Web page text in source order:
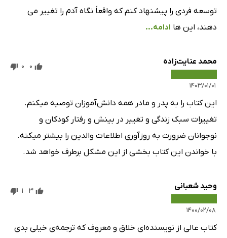
توسعه فردی را پیشنهاد کنم که واقعاً نگاه آدم را تغییر می
دهند، این ها ادامه...
محمد عنایت‌زاده
۱۴۰۳/۰۱/۰۱
0
0
این کتاب را به پدر و مادر همه دانش‌آموزان توصیه میکنم.
تغییرات سبک زندگی و تغییر در بینش و رفتار کودکان و
نوجوانان ضرورت به روزآوری اطلاعات والدین را بیشتر میکنه.
با خواندن این کتاب بخشی از این مشکل برطرف خواهد شد.
وحید شعبانی
۱۴۰۰/۰۲/۰۸
3
1
کتاب عالی از نویسنده‌ای خلاق و معروف که ترجمه‌ی خیلی بدی